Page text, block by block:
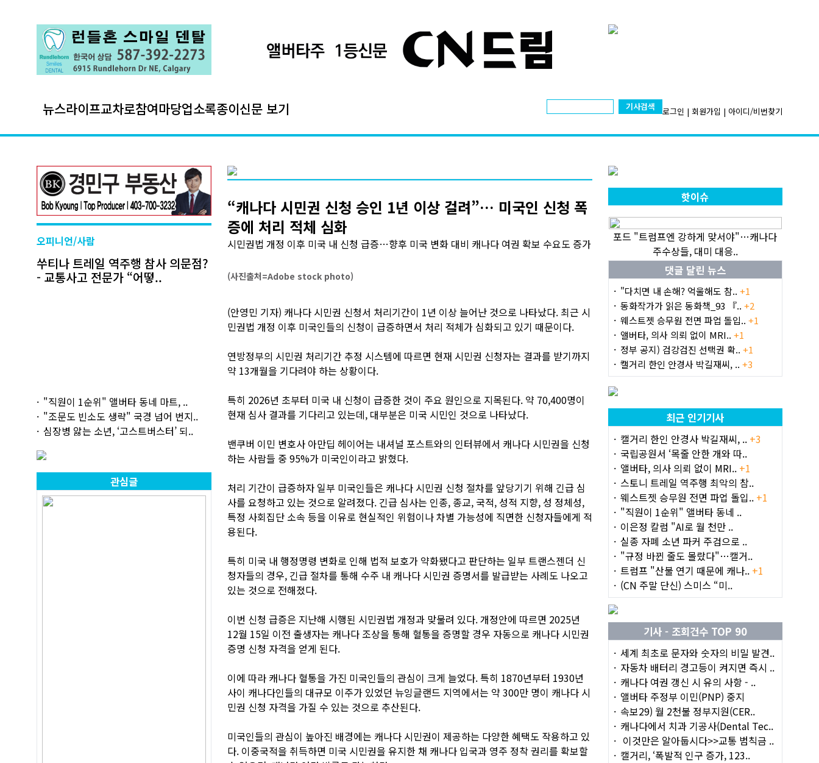
뉴스라이프교차로참여마당업소록종이신문 보기 기사검색 로그인 | 회원가입 | 아이디/비번찾기
오피니언/사람
쑤티나 트레일 역주행 참사 의문점?
- 교통사고 전문가 “어떻..
"직원이 1순위" 앨버타 동네 마트, ..
"조문도 빈소도 생략" 국경 넘어 번지..
심장병 앓는 소년, ‘고스트버스터’ 되..
관심글
“캐나다 시민권 신청 승인 1년 이상 걸려”… 미국인 신청 폭
증에 처리 적체 심화
시민권법 개정 이후 미국 내 신청 급증…향후 미국 변화 대비 캐나다 여권 확보 수요도 증가
(사진출처=Adobe stock photo)
(안영민 기자) 캐나다 시민권 신청서 처리기간이 1년 이상 늘어난 것으로 나타났다. 최근 시
민권법 개정 이후 미국인들의 신청이 급증하면서 처리 적체가 심화되고 있기 때문이다.
연방정부의 시민권 처리기간 추정 시스템에 따르면 현재 시민권 신청자는 결과를 받기까지
약 13개월을 기다려야 하는 상황이다.
특히 2026년 초부터 미국 내 신청이 급증한 것이 주요 원인으로 지목된다. 약 70,400명이
현재 심사 결과를 기다리고 있는데, 대부분은 미국 시민인 것으로 나타났다.
밴쿠버 이민 변호사 아만딥 헤이어는 내셔널 포스트와의 인터뷰에서 캐나다 시민권을 신청
하는 사람들 중 95%가 미국인이라고 밝혔다.
처리 기간이 급증하자 일부 미국인들은 캐나다 시민권 신청 절차를 앞당기기 위해 긴급 심
사를 요청하고 있는 것으로 알려졌다. 긴급 심사는 인종, 종교, 국적, 성적 지향, 성 정체성,
특정 사회집단 소속 등을 이유로 현실적인 위험이나 차별 가능성에 직면한 신청자들에게 적
용된다.
특히 미국 내 행정명령 변화로 인해 법적 보호가 약화됐다고 판단하는 일부 트랜스젠더 신
청자들의 경우, 긴급 절차를 통해 수주 내 캐나다 시민권 증명서를 발급받는 사례도 나오고
있는 것으로 전해졌다.
이번 신청 급증은 지난해 시행된 시민권법 개정과 맞물려 있다. 개정안에 따르면 2025년
12월 15일 이전 출생자는 캐나다 조상을 통해 혈통을 증명할 경우 자동으로 캐나다 시민권
증명 신청 자격을 얻게 된다.
이에 따라 캐나다 혈통을 가진 미국인들의 관심이 크게 늘었다. 특히 1870년부터 1930년
사이 캐나다인들의 대규모 이주가 있었던 뉴잉글랜드 지역에서는 약 300만 명이 캐나다 시
민권 신청 자격을 가질 수 있는 것으로 추산된다.
미국인들의 관심이 높아진 배경에는 캐나다 시민권이 제공하는 다양한 혜택도 작용하고 있
다. 이중국적을 취득하면 미국 시민권을 유지한 채 캐나다 입국과 영주 정착 권리를 확보할
핫이슈
포드 "트럼프엔 강하게 맞서야"…캐나다
주수상들, 대미 대응..
댓글 달린 뉴스
"다치면 내 손해? 억울해도 참.. +1
동화작가가 읽은 동화책_93 『.. +2
웨스트젯 승무원 전면 파업 돌입.. +1
앨버타, 의사 의뢰 없이 MRI.. +1
정부 공지) 검강검진 선택권 확.. +1
캘거리 한인 안경사 박길재씨, .. +3
최근 인기기사
캘거리 한인 안경사 박길재씨, .. +3
국립공원서 ‘목줄 안한 개와 따..
앨버타, 의사 의뢰 없이 MRI.. +1
스토니 트레일 역주행 최악의 참..
웨스트젯 승무원 전면 파업 돌입.. +1
"직원이 1순위" 앨버타 동네 ..
이은정 칼럼 "AI로 월 천만 ..
실종 자폐 소년 파커 주검으로 ..
"규정 바뀐 줄도 몰랐다"…캘거..
트럼프 "산불 연기 때문에 캐나.. +1
(CN 주말 단신) 스미스 “미..
기사 - 조회건수 TOP 90
세계 최초로 문자와 숫자의 비밀 발견..
자동차 배터리 경고등이 켜지면 즉시 ..
캐나다 여권 갱신 시 유의 사항 - ..
앨버타 주정부 이민(PNP) 중지
속보29) 월 2천불 정부지원(CER..
캐나다에서 치과 기공사(Dental Tec..
이것만은 알아둡시다>>교통 범칙금 ..
캘거리, ‘폭발적 인구 증가, 123..